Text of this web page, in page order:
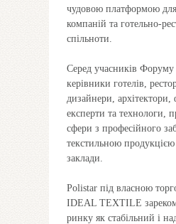
чудовою платформою для
компаній та готельно-
спільноти.
Серед учасників
керівники готелів,
дизайнери, архітектори,
експерти та технологи,
сфери з професійного
текстильною продукцією
заклади.
Polistar під власною
IDEAL TEXTILE
ринку як стабільний і